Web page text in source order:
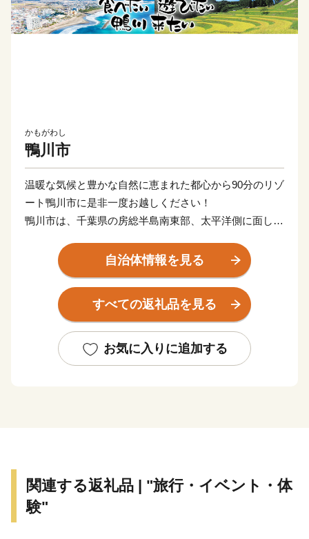
かもがわし
鴨川市
温暖な気候と豊かな自然に恵まれた都心から90分のリゾ
ート鴨川市に是非一度お越しください！
鴨川市は、千葉県の房総半島南東部、太平洋側に面し、
る嶺岡山系との間に、米どころとして知られる長狭平野
が開け、その平野が太平洋に面した地域に市街地が形成
温暖な気候と豊かな自然環境、新鮮で豊富な食材に代表
される貴重な自然資源はもとより、全国レベルの集客力
環境や特色ある保育・教育環境など、まちづくりの基盤
となる地域資源を多数有しています。
自治体情報を見る
すべての返礼品を見る
お気に入りに追加する
関連する返礼品 | "旅行・イベント・体
験"